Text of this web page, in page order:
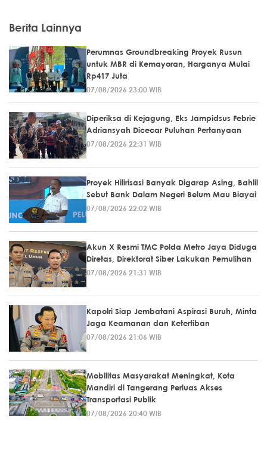
Berita Lainnya
Perumnas Groundbreaking Proyek Rusun
untuk MBR di Kemayoran, Harganya Mulai
Rp417 Juta
07/08/2026 23:00 WIB
Diperiksa di Kejagung, Eks Jampidsus Febrie
Adriansyah Dicecar Puluhan Pertanyaan
07/08/2026 22:31 WIB
Proyek Hilirisasi Banyak Digarap Asing, Bahlil
Sebut Bank Dalam Negeri Belum Mau Biayai
07/08/2026 22:02 WIB
Akun X Resmi TMC Polda Metro Jaya Diduga
Diretas, Direktorat Siber Lakukan Pemulihan
07/08/2026 21:31 WIB
Kapolri Siap Jembatani Aspirasi Buruh, Minta
Jaga Keamanan dan Ketertiban
07/08/2026 21:06 WIB
Mobilitas Masyarakat Meningkat, Kota
Mandiri di Tangerang Perluas Akses
Transportasi Publik
07/08/2026 20:40 WIB